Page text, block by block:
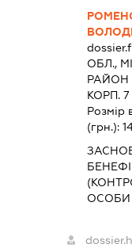
ОБЛ.,
РАЙОН
КОРП.
Розмір
(грн.):
ОСОБИ